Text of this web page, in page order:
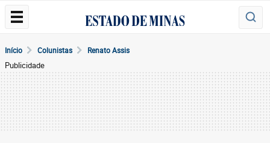
Início Colunistas Renato Assis
Publicidade